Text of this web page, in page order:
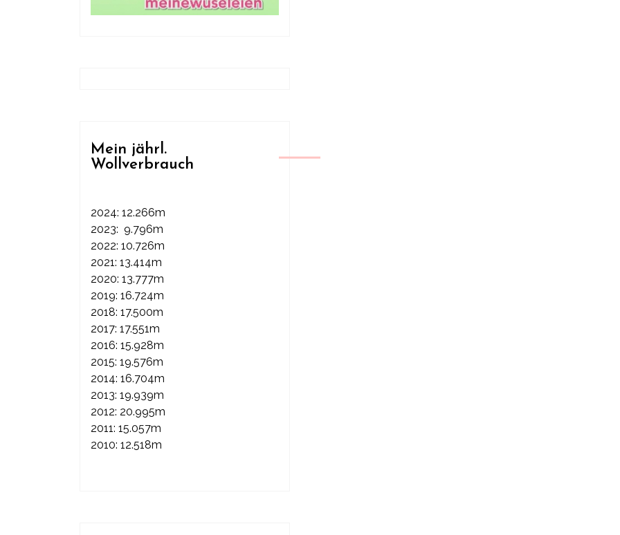
Mein jährl.
Wollverbrauch
2024: 12.266m
2023: 9.796m
2022: 10.726m
2021: 13.414m
2020: 13.777m
2019: 16.724m
2018: 17.500m
2017: 17.551m
2016: 15.928m
2015: 19.576m
2014: 16.704m
2013: 19.939m
2012: 20.995m
2011: 15.057m
2010: 12.518m